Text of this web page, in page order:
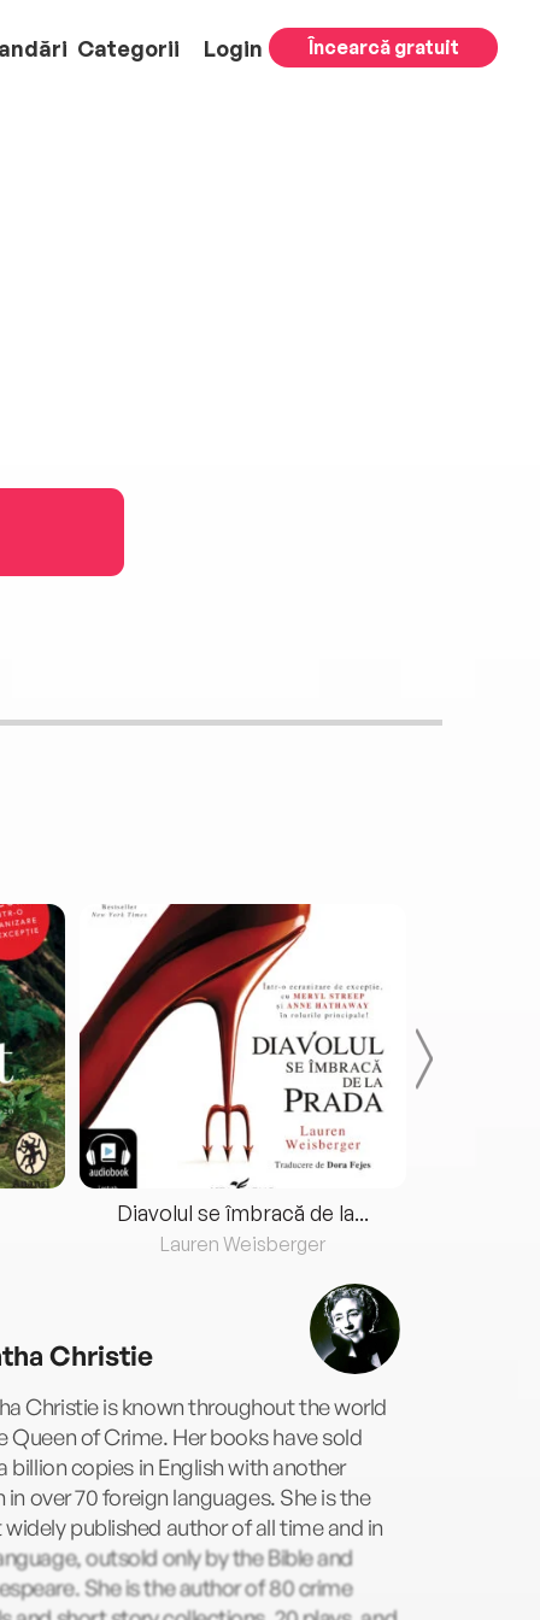
Categorii Login Încearcă gratuit
Diavolul se îmbracă de la...
Lauren Weisberger
Christie
Christie is known throughout the world
Queen of Crime. Her books have sold
billion copies in English with another
in over 70 foreign languages. She is the
published author of all time and in
outsold only by the Bible and
She is the author of 80 crime